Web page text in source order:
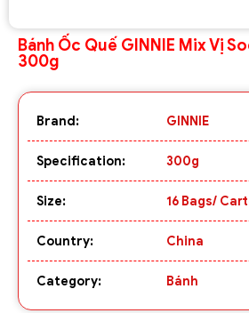
Bánh Ốc Quế GINNIE Mix Vị
300g
Brand: GINNIE
Specification: 300g
Size: 16 Bags/
Country: China
Category: Bánh